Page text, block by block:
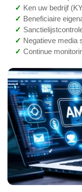
✓ Ken uw bedrijf
✓ Beneficiaire
✓
✓ Negatieve media
✓ Continue